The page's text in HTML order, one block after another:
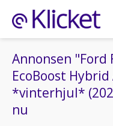
Annonsen "Ford
EcoBoost
*vinterhjul*
nu